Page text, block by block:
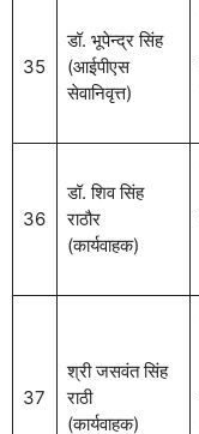
35
डॉ. भूपेन्द्र सिंह
(आईपीएस
सेवानिवृत्त)
36
डॉ. शिव सिंह
राठौर
(कार्यवाहक)
37
श्री जसवंत सिंह
राठी
(कार्यवाहक)